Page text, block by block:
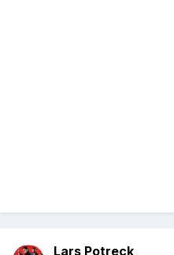
Lars Potreck